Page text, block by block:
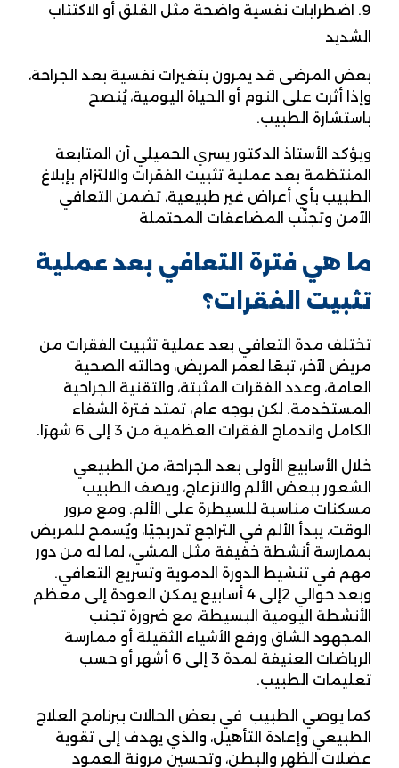
اضطرابات نفسية واضحة مثل القلق أو الاكتئاب
الشديد
بعض المرضى قد يمرون بتغيرات نفسية بعد الجراحة،
وإذا أثرت على النوم أو الحياة اليومية، يُنصح
باستشارة الطبيب.
ويؤكد الأستاذ الدكتور يسري الحميلي أن المتابعة
المنتظمة بعد عملية تثبيت الفقرات والالتزام بإبلاغ
الطبيب بأي أعراض غير طبيعية، تضمن التعافي
الآمن وتجنّب المضاعفات المحتملة
ما هي فترة التعافي بعد عملية
تثبيت الفقرات؟
تختلف مدة التعافي بعد عملية تثبيت الفقرات من
مريض لآخر، تبعًا لعمر المريض، وحالته الصحية
العامة، وعدد الفقرات المثبتة، والتقنية الجراحية
المستخدمة. لكن بوجه عام، تمتد فترة الشفاء
الكامل واندماج الفقرات العظمية من 3 إلى 6 شهرًا.
خلال الأسابيع الأولى بعد الجراحة، من الطبيعي
الشعور ببعض الألم والانزعاج، ويصف الطبيب
مسكنات مناسبة للسيطرة على الألم. ومع مرور
الوقت، يبدأ الألم في التراجع تدريجيًا، ويُسمح للمريض
بممارسة أنشطة خفيفة مثل المشي، لما له من دور
مهم في تنشيط الدورة الدموية وتسريع التعافي.
وبعد حوالي 2إلى 4 أسابيع يمكن العودة إلى معظم
الأنشطة اليومية البسيطة، مع ضرورة تجنب
المجهود الشاق ورفع الأشياء الثقيلة أو ممارسة
الرياضات العنيفة لمدة 3 إلى 6 أشهر أو حسب
تعليمات الطبيب.
كما يوصي الطبيب في بعض الحالات ببرنامج العلاج
الطبيعي وإعادة التأهيل، والذي يهدف إلى تقوية
عضلات الظهر والبطن، وتحسين مرونة العمود